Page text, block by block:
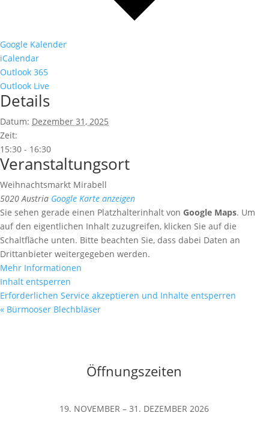
Google Kalender
iCalendar
Outlook 365
Outlook Live
Details
Datum: Dezember 31, 2025
Zeit:
15:30 - 16:30
Veranstaltungsort
Weihnachtsmarkt Mirabell
5020 Austria Google Karte anzeigen
Sie sehen gerade einen Platzhalterinhalt von Google Maps. Um
auf den eigentlichen Inhalt zuzugreifen, klicken Sie auf die
Schaltfläche unten. Bitte beachten Sie, dass dabei Daten an
Drittanbieter weitergegeben werden.
Mehr Informationen
Inhalt entsperren
Erforderlichen Service akzeptieren und Inhalte entsperren
« Bürmooser Blechbläser
Öffnungszeiten
19. NOVEMBER – 31. DEZEMBER 2026